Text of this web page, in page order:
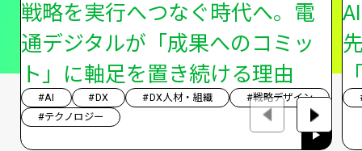
戦略を実行へつなぐ時代へ。電
通デジタルが「成果へのコミッ
ト」に軸足を置き続ける理由
#AI #DX #DX人材・組織
#戦略デザイン
#テクノロジー